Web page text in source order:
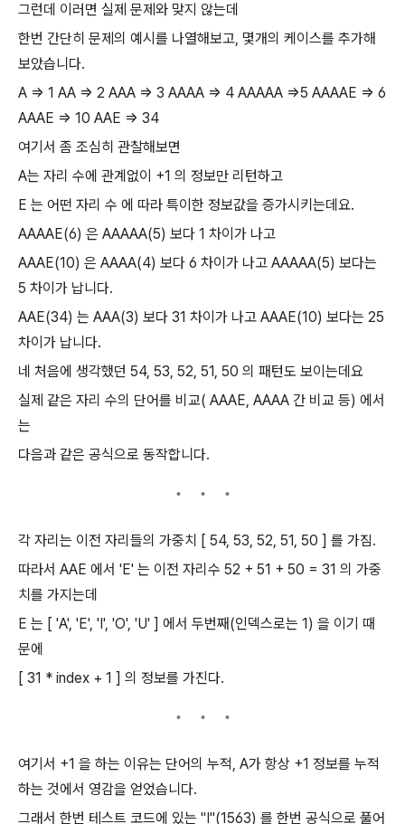
그런데 이러면 실제 문제와 맞지 않는데
한번 간단히 문제의 예시를 나열해보고, 몇개의 케이스를 추가해
보았습니다.
A => 1 AA => 2 AAA => 3 AAAA => 4 AAAAA =>5 AAAAE => 6
AAAE => 10 AAE => 34
여기서 좀 조심히 관찰해보면
A는 자리 수에 관계없이 +1 의 정보만 리턴하고
E 는 어떤 자리 수 에 따라 특이한 정보값을 증가시키는데요.
AAAAE(6) 은 AAAAA(5) 보다 1 차이가 나고
AAAE(10) 은 AAAA(4) 보다 6 차이가 나고 AAAAA(5) 보다는
5 차이가 납니다.
AAE(34) 는 AAA(3) 보다 31 차이가 나고 AAAE(10) 보다는 25
차이가 납니다.
네 처음에 생각했던 54, 53, 52, 51, 50 의 패턴도 보이는데요
실제 같은 자리 수의 단어를 비교( AAAE, AAAA 간 비교 등) 에서
는
다음과 같은 공식으로 동작합니다.
각 자리는 이전 자리들의 가중치 [ 54, 53, 52, 51, 50 ] 를 가짐.
따라서 AAE 에서 'E' 는 이전 자리수 52 + 51 + 50 = 31 의 가중
치를 가지는데
E 는 [ 'A', 'E', 'I', 'O', 'U' ] 에서 두번째(인덱스로는 1) 을 이기 때
문에
[ 31 * index + 1 ] 의 정보를 가진다.
여기서 +1 을 하는 이유는 단어의 누적, A가 항상 +1 정보를 누적
하는 것에서 영감을 얻었습니다.
그래서 한번 테스트 코드에 있는 "I"(1563) 를 한번 공식으로 풀어